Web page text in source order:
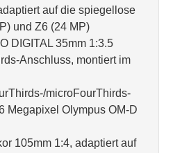
auf die spiegellose
und Z6 (24 MP)
DIGITAL 35mm 1:3.5
Anschluss, montiert im
microFourThirds-
Megapixel Olympus OM-D
105mm 1:4, adaptiert auf